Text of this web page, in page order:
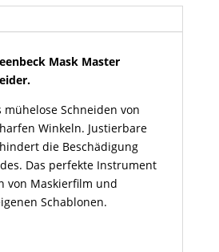
Mask Master
mühelose Schneiden von
Winkeln. Justierbare
die Beschädigung
Das perfekte Instrument
von Maskierfilm und
Schablonen.